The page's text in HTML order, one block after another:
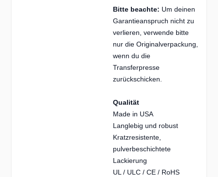
Bitte beachte: Um deinen
Garantieanspruch nicht zu
verlieren, verwende bitte
nur die Originalverpackung,
wenn du die
Transferpresse
zurückschicken.
Qualität
Made in USA
Langlebig und robust
Kratzresistente,
pulverbeschichtete
Lackierung
UL / ULC / CE / RoHS